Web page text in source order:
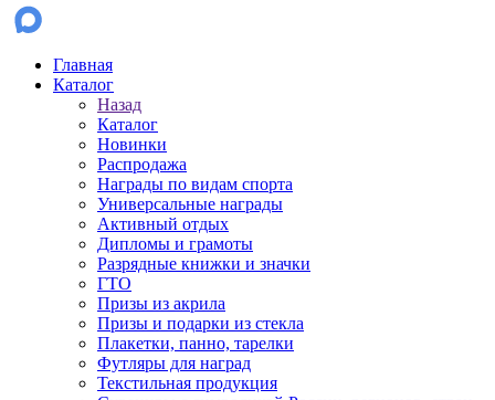
Главная
Каталог
Назад
Каталог
Новинки
Распродажа
Награды по видам спорта
Универсальные награды
Активный отдых
Дипломы и грамоты
Разрядные книжки и значки
ГТО
Призы из акрила
Призы и подарки из стекла
Плакетки, панно, тарелки
Футляры для наград
Текстильная продукция